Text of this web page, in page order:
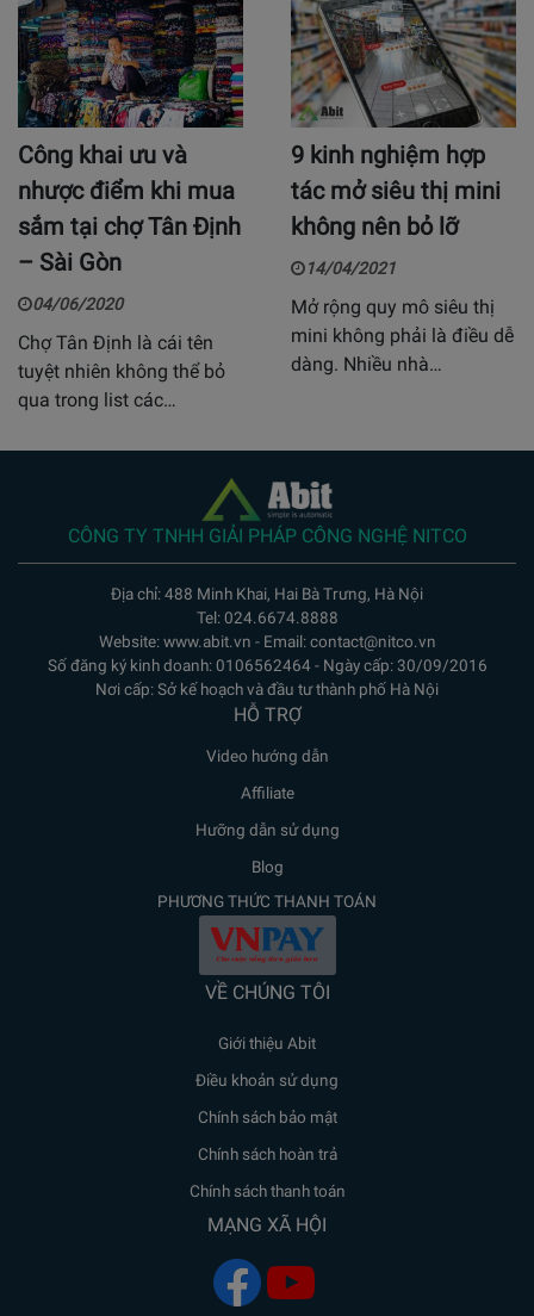
Công khai ưu và
nhược điểm khi mua
sắm tại chợ Tân Định
– Sài Gòn
04/06/2020
Chợ Tân Định là cái tên
tuyệt nhiên không thể bỏ
qua trong list các…
9 kinh nghiệm hợp
tác mở siêu thị mini
không nên bỏ lỡ
14/04/2021
Mở rộng quy mô siêu thị
mini không phải là điều dễ
dàng. Nhiều nhà…
CÔNG TY TNHH GIẢI PHÁP CÔNG NGHỆ NITCO
Địa chỉ: 488 Minh Khai, Hai Bà Trưng, Hà Nội
Tel: 024.6674.8888
Website: www.abit.vn - Email: contact@nitco.vn
Số đăng ký kinh doanh: 0106562464 - Ngày cấp: 30/09/2016
Nơi cấp: Sở kế hoạch và đầu tư thành phố Hà Nội
HỖ TRỢ
Video hướng dẫn
Affiliate
Hưỡng dẫn sử dụng
Blog
PHƯƠNG THỨC THANH TOÁN
VỀ CHÚNG TÔI
Giới thiệu Abit
Điều khoản sử dụng
Chính sách bảo mật
Chính sách hoàn trả
Chính sách thanh toán
MẠNG XÃ HỘI